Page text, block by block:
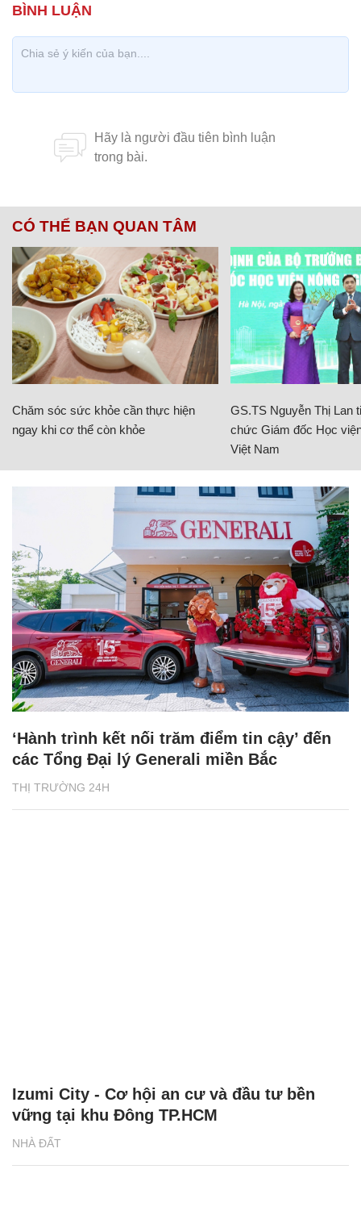
CÓ THỂ BẠN QUAN TÂM
Chăm sóc sức khỏe cần thực hiện
ngay khi cơ thể còn khỏe
GS.TS Nguyễn Thị Lan
chức Giám đốc Học
Việt Nam
THỊ TRƯỜNG 24H
‘Hành trình kết nối trăm điểm tin cậy’ đến
các Tổng Đại lý Generali miền Bắc
NHÀ ĐẤT
Izumi City - Cơ hội an cư và đầu tư bền
vững tại khu Đông TP.HCM